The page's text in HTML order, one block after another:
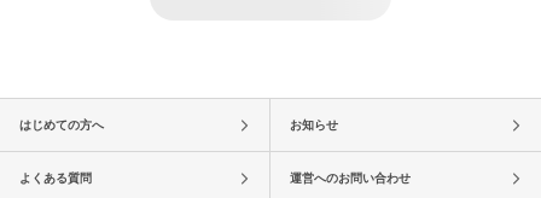
はじめての方へ お知らせ
よくある質問 運営へのお問い合わせ